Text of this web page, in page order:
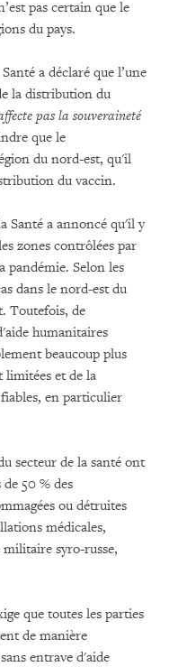
pas certain que le
du pays.
a déclaré que l’une
la distribution du
pas la souveraineté
que le
du nord-est, qu'il
du vaccin.
Santé a annoncé qu'il y
zones contrôlées par
pandémie. Selon les
dans le nord-est du
Toutefois, de
humanitaires
beaucoup plus
limitées et de la
en particulier
secteur de la santé ont
50 % des
ou détruites
médicales,
syro-russe,
que toutes les parties
de manière
entrave d'aide